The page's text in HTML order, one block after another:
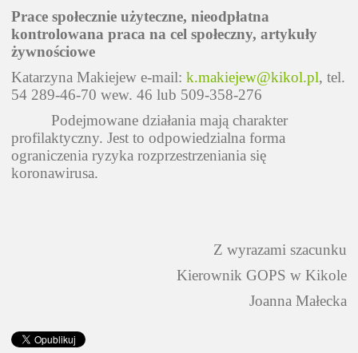
Prace społecznie użyteczne, nieodpłatna
kontrolowana praca na cel społeczny, artykuły
żywnościowe
Katarzyna Makiejew e-mail:k.makiejew@kikol.pl, tel.
54 289-46-70 wew. 46 lub 509-358-276
Podejmowane działania mają charakter
profilaktyczny. Jest to odpowiedzialna forma
ograniczenia ryzyka rozprzestrzeniania się
koronawirusa.
Z wyrazami szacunku
Kierownik GOPS w Kikole
Joanna Małecka